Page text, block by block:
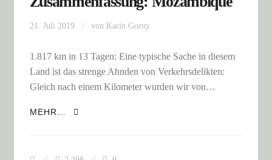
21. Juli 2019 von Karin Gorny
1.817 km in 13 Tagen: Eine typische Sache in diesem
Land ist das strenge Ahnden von Verkehrsdelikten:
Gleich nach einem Kilometer wurden wir von…
MEHR… ZUSAMMENFASSUNG: MOZAMBIQUE